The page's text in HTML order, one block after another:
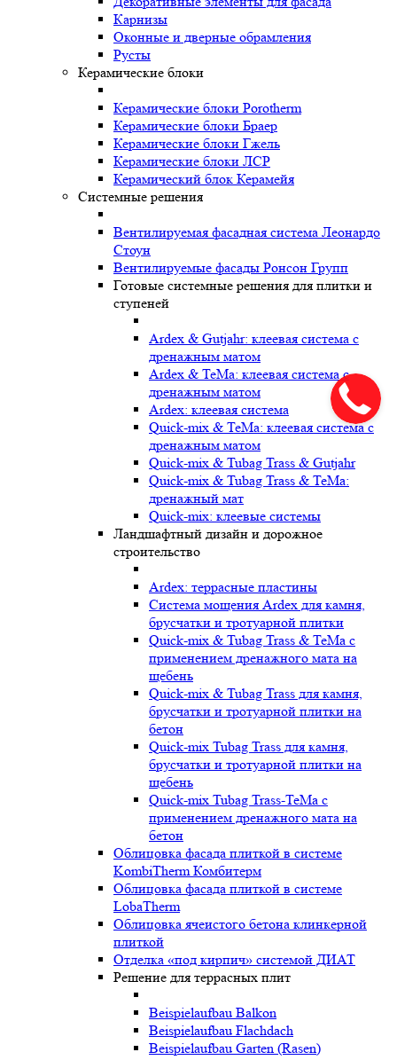
Карнизы
Оконные и дверные обрамления
Русты
Керамические блоки
Керамические блоки Porotherm
Керамические блоки Браер
Керамические блоки Гжель
Керамические блоки ЛСР
Керамический блок Керамейя
Системные решения
Вентилируемая фасадная система Леонардо
Стоун
Вентилируемые фасады Ронсон Групп
Готовые системные решения для плитки и
ступеней
Ardex & Gutjahr: клеевая система с
дренажным матом
Ardex & TeMa: клеевая система с
дренажным матом
Ardex: клеевая система
Quick-mix & TeMa: клеевая система с
дренажным матом
Quick-mix & Tubag Trass & Gutjahr
Quick-mix & Tubag Trass & TeMa:
дренажный мат
Quick-mix: клеевые системы
Ландшафтный дизайн и дорожное
строительство
Ardex: террасные пластины
Cистема мощения Ardex для камня,
брусчатки и тротуарной плитки
Quick-mix & Tubag Trass & TeMa с
применением дренажного мата на
щебень
Quick-mix & Tubag Trass для камня,
брусчатки и тротуарной плитки на
бетон
Quick-mix Tubag Trass для камня,
брусчатки и тротуарной плитки на
щебень
Quick-mix Tubag Trass-TeMa с
применением дренажного мата на
бетон
Облицовка фасада плиткой в системе
KombiTherm Комбитерм
Облицовка фасада плиткой в системе
LobaTherm
Облицовка ячеистого бетона клинкерной
плиткой
Отделка «под кирпич» системой ДИАТ
Решение для террасных плит
Beispielaufbau Balkon
Beispielaufbau Flachdach
Beispielaufbau Garten (Rasen)